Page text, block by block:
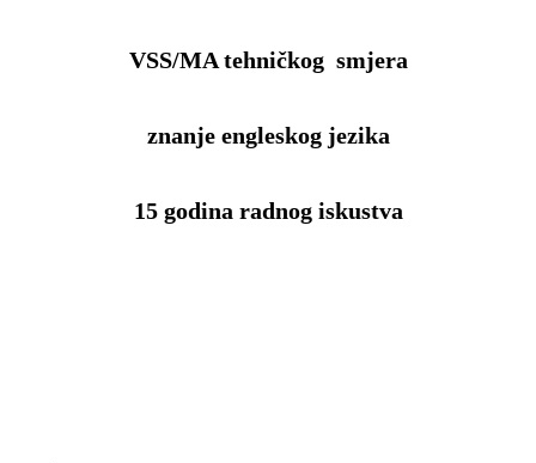
VSS/MAtehničkog smjera
znanje engleskog jezika
15 godina radnog iskustva